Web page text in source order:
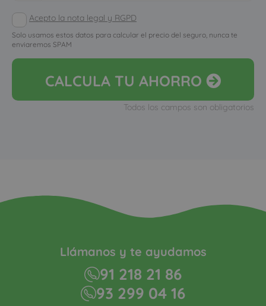
Acepto la nota legal y RGPD
Solo usamos estos datos para calcular el precio del seguro, nunca te
enviaremos SPAM
CALCULA TU AHORRO
Todos los campos son obligatorios
Llámanos y te ayudamos
91 218 21 86
93 299 04 16